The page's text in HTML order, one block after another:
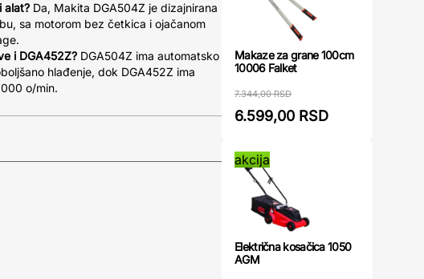
alat? Da, Makita DGA504Z je dizajnirana
sa motorom bez četkica i ojačanom
i DGA452Z? DGA504Z ima automatsko
hlađenje, dok DGA452Z ima
o/min.
Makaze za grane 100cm
10006 Falket
7.344,00 RSD
6.599,00 RSD
akcija
Električna kosačica 1050
AGM